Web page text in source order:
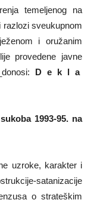
temeljenog na
razlozi sveukupnom
i oružanim
provedene javne
D e k l a
1993-95. na
uzroke, karakter i
satanizacije
o strateškim